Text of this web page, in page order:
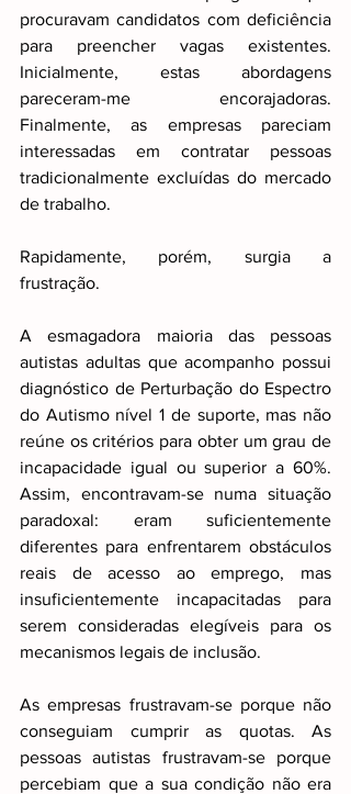
procuravam candidatos com deficiência
para preencher vagas existentes.
Inicialmente, estas abordagens
pareceram-me encorajadoras.
Finalmente, as empresas pareciam
interessadas em contratar pessoas
tradicionalmente excluídas do mercado
de trabalho.
Rapidamente, porém, surgia a
frustração.
A esmagadora maioria das pessoas
autistas adultas que acompanho possui
diagnóstico de Perturbação do Espectro
do Autismo nível 1 de suporte, mas não
reúne os critérios para obter um grau de
incapacidade igual ou superior a 60%.
Assim, encontravam-se numa situação
paradoxal: eram suficientemente
diferentes para enfrentarem obstáculos
reais de acesso ao emprego, mas
insuficientemente incapacitadas para
serem consideradas elegíveis para os
mecanismos legais de inclusão.
As empresas frustravam-se porque não
conseguiam cumprir as quotas. As
pessoas autistas frustravam-se porque
percebiam que a sua condição não era